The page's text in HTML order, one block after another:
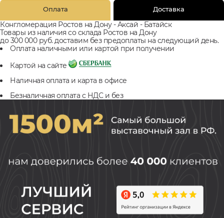
Оплата Доставка
Конгломерация Ростов на Дону - Аксай - Батайск
Товары из наличия со склада Ростов на Дону
до 300 000 руб. доставим без предоплаты на следующий день.
Оплата наличными или картой при получении
Картой на сайте
Наличная оплата и карта в офисе
Безналичная оплата с НДС и без